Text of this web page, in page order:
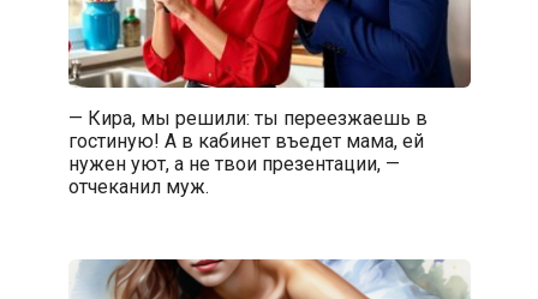
— Кира, мы решили: ты переезжаешь в
гостиную! А в кабинет въедет мама, ей
нужен уют, а не твои презентации, —
отчеканил муж.